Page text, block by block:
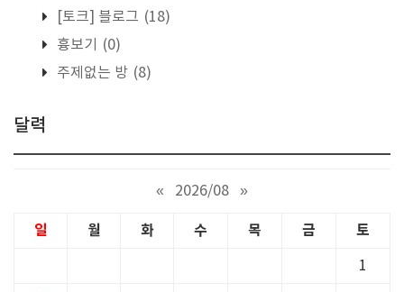
[토크] 블로그 (18)
흉보기
(0)
주제없는 방 (8)
달력
« 2026/08 »
일 월 화 수 목 금 토
1